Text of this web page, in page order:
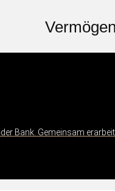
Bank. Gemeinsam